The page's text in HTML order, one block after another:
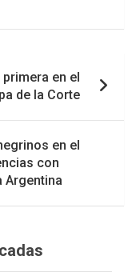
en el
de la Corte
en el
con
Argentina